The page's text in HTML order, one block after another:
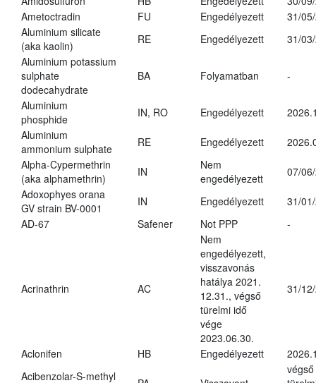
Ametoctradin
FU Engedélyezett
31/
Aluminium silicate
(aka kaolin)
RE Engedélyezett
31/
Aluminium potassium
sulphate
dodecahydrate
BA Folyamatban -
Aluminium
phosphide
IN, RO Engedélyezett
Aluminium
ammonium sulphate
RE Engedélyezett
Alpha-Cypermethrin
(aka alphamethrin)
IN
Nem
engedélyezett
07/
Adoxophyes orana
GV strain BV-0001
IN Engedélyezett
31/
AD-67
Safener Not PPP -
Acrinathrin AC
Nem
engedélyezett,
visszavonás
hatálya 2021.
12.31., végső
türelmi idő
vége
2023.06.30.
31/
Aclonifen HB Engedélyezett
Acibenzolar-S-methyl
végső